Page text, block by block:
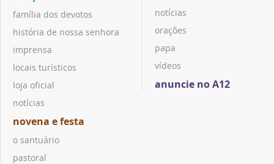
família dos devotos
história de nossa senhora
imprensa
locais turísticos
loja oficial
notícias
novena e festa
o santuário
pastoral
notícias
orações
papa
vídeos
anuncie no A12